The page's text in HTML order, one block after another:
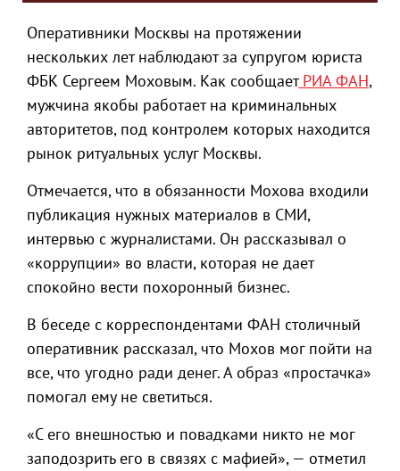
Оперативники Москвы на протяжении
нескольких лет наблюдают за супругом юриста
ФБК Сергеем Моховым. Как сообщаетРИА ФАН,
мужчина якобы работает на криминальных
авторитетов, под контролем которых находится
рынок ритуальных услуг Москвы.
Отмечается, что в обязанности Мохова входили
публикация нужных материалов в СМИ,
интервью с журналистами. Он рассказывал о
«коррупции» во власти, которая не дает
спокойно вести похоронный бизнес.
В беседе с корреспондентами ФАН столичный
оперативник рассказал, что Мохов мог пойти на
все, что угодно ради денег. А образ «простачка»
помогал ему не светиться.
«С его внешностью и повадками никто не мог
заподозрить его в связях с мафией», — отметил